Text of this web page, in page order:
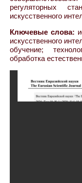
регуляторных
искусственного
Ключевые слова:
искусственного
обучение;
обработка